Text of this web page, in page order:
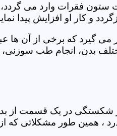
فقرات وارد می
و کار او افزایش پیدا
گیرد که برخی از آن ها
بدن، انجام طب سوزنی،
شکستگی در یک قسمت از
همین طور مشکلاتی که